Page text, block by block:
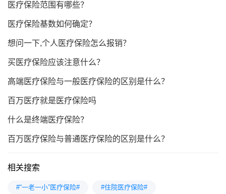
医疗保险范围有哪些？
医疗保险基数如何确定？
想问一下,个人医疗保险怎么报销？
买医疗保险应该注意什么？
高端医疗保险与一般医疗保险的区别是什么？
百万医疗就是医疗保险吗
什么是终端医疗保险？
百万医疗保险与普通医疗保险的区别是什么？
相关搜索
#“一老一小”医疗保险# #住院医疗保险#